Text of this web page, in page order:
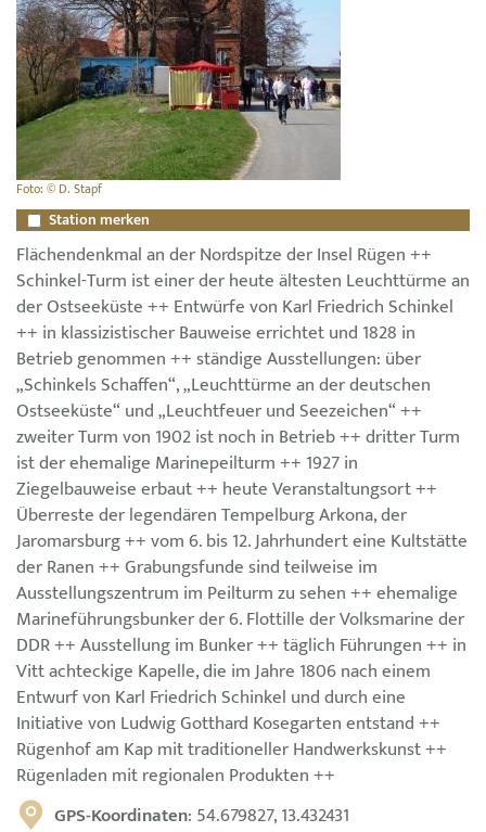
Foto: © D. Stapf
Station merken
Flächendenkmal an der Nordspitze der Insel Rügen ++
Schinkel-Turm ist einer der heute ältesten Leuchttürme an
der Ostseeküste ++ Entwürfe von Karl Friedrich Schinkel
++ in klassizistischer Bauweise errichtet und 1828 in
Betrieb genommen ++ ständige Ausstellungen: über
„Schinkels Schaffen“, „Leuchttürme an der deutschen
Ostseeküste“ und „Leuchtfeuer und Seezeichen“ ++
zweiter Turm von 1902 ist noch in Betrieb ++ dritter Turm
ist der ehemalige Marinepeilturm ++ 1927 in
Ziegelbauweise erbaut ++ heute Veranstaltungsort ++
Überreste der legendären Tempelburg Arkona, der
Jaromarsburg ++ vom 6. bis 12. Jahrhundert eine Kultstätte
der Ranen ++ Grabungsfunde sind teilweise im
Ausstellungszentrum im Peilturm zu sehen ++ ehemalige
Marineführungsbunker der 6. Flottille der Volksmarine der
DDR ++ Ausstellung im Bunker ++ täglich Führungen ++ in
Vitt achteckige Kapelle, die im Jahre 1806 nach einem
Entwurf von Karl Friedrich Schinkel und durch eine
Initiative von Ludwig Gotthard Kosegarten entstand ++
Rügenhof am Kap mit traditioneller Handwerkskunst ++
Rügenladen mit regionalen Produkten ++
GPS-Koordinaten: 54.679827, 13.432431